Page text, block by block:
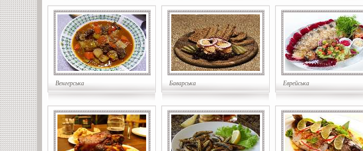
Венгерська Баварська Еврейська